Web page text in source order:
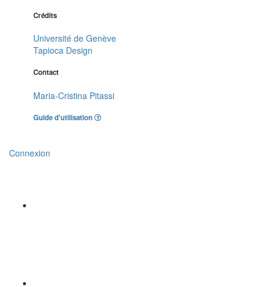
Crédits
Université de Genève
Tapioca Design
Contact
Maria-Cristina Pitassi
Guide d'utilisation
Connexion